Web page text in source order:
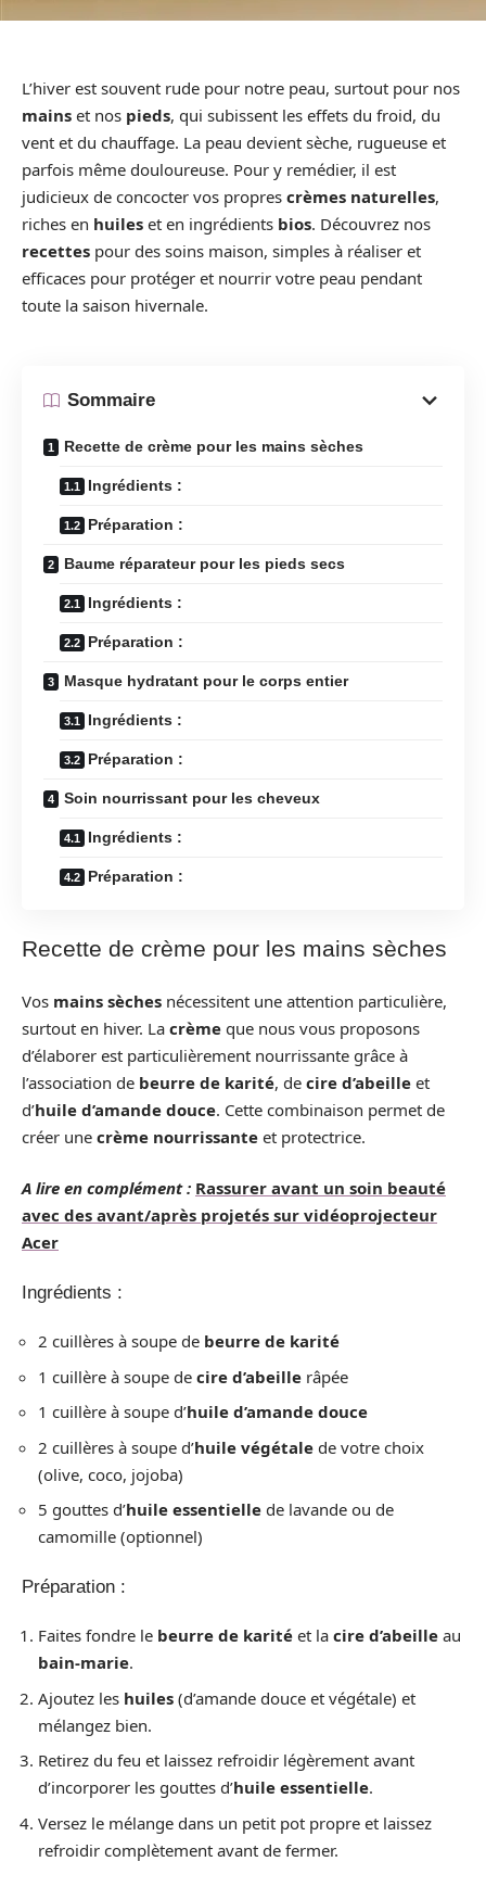
L’hiver est souvent rude pour notre peau, surtout pour nos
mains et nos pieds, qui subissent les effets du froid, du
vent et du chauffage. La peau devient sèche, rugueuse et
parfois même douloureuse. Pour y remédier, il est
judicieux de concocter vos propres crèmes naturelles,
riches en huiles et en ingrédients bios. Découvrez nos
recettes pour des soins maison, simples à réaliser et
efficaces pour protéger et nourrir votre peau pendant
toute la saison hivernale.
Sommaire
Recette de crème pour les mains sèches
Ingrédients :
Préparation :
Baume réparateur pour les pieds secs
Ingrédients :
Préparation :
Masque hydratant pour le corps entier
Ingrédients :
Préparation :
Soin nourrissant pour les cheveux
Ingrédients :
Préparation :
Recette de crème pour les mains sèches
Vos mains sèches nécessitent une attention particulière,
surtout en hiver. La crème que nous vous proposons
d’élaborer est particulièrement nourrissante grâce à
l’association de beurre de karité, de cire d’abeille et
d’huile d’amande douce. Cette combinaison permet de
créer une crème nourrissante et protectrice.
A lire en complément : Rassurer avant un soin beauté
avec des avant/après projetés sur vidéoprojecteur
Acer
Ingrédients :
2 cuillères à soupe de beurre de karité
1 cuillère à soupe de cire d’abeille râpée
1 cuillère à soupe d’huile d’amande douce
2 cuillères à soupe d’huile végétale de votre choix
(olive, coco, jojoba)
5 gouttes d’huile essentielle de lavande ou de
camomille (optionnel)
Préparation :
Faites fondre le beurre de karité et la cire d’abeille au
bain-marie.
Ajoutez les huiles (d’amande douce et végétale) et
mélangez bien.
Retirez du feu et laissez refroidir légèrement avant
d’incorporer les gouttes d’huile essentielle.
Versez le mélange dans un petit pot propre et laissez
refroidir complètement avant de fermer.